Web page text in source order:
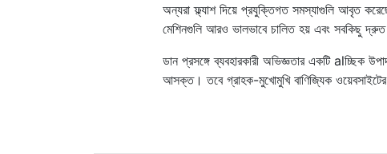
অন্যরা ফ্ল্যাশ দিয়ে প্রযুক্তিগত সমস্যাগুলি আবৃত
মেশিনগুলি আরও ভালভাবে চালিত হয় এবং সবকিছু
ডান প্রসঙ্গে ব্যবহারকারী অভিজ্ঞতার একটি alচ্ছিক
আসক্ত। তবে গ্রাহক-মুখোমুখি বাণিজ্যিক